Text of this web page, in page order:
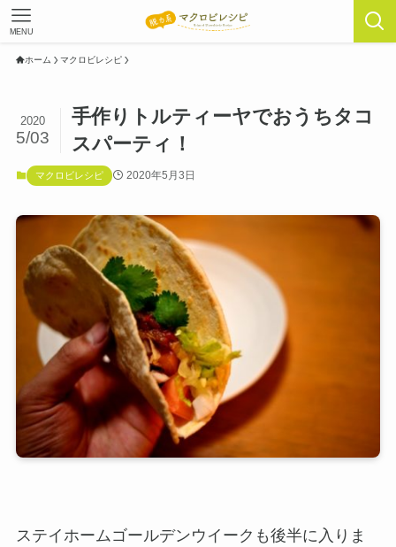
MENU
ホーム マクロビレシピ
手作りトルティーヤでおうちタコ
スパーティ！
2020
5/03
マクロビレシピ 2020年5月3日
ステイホームゴールデンウイークも後半に入りま